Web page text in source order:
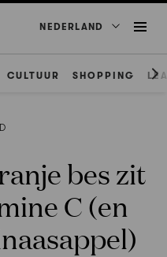
NEDERLAND
CULTUUR SHOPPING
bes zit
C (en